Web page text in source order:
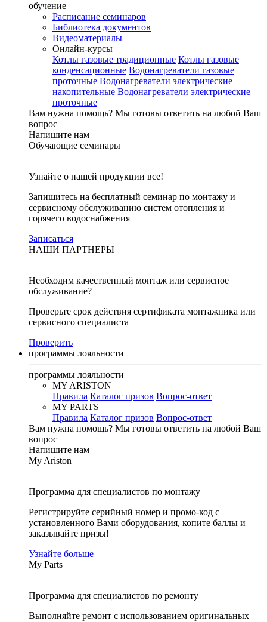
обучение
Расписание семинаров
Библиотека документов
Видеоматериалы
Онлайн-курсы
Котлы газовые традиционные Котлы газовые
конденсационные Водонагреватели газовые
проточные Водонагреватели электрические
накопительные Водонагреватели электрические
проточные
Вам нужна помощь? Мы готовы ответить на любой Ваш
вопрос
Напишите нам
Обучающие семинары
Узнайте о нашей продукции все!
Запишитесь на бесплатный семинар по монтажу и
сервисному обслуживанию систем отопления и
горячего водоснабжения
Записаться
НАШИ ПАРТНЕРЫ
Необходим качественный монтаж или сервисное
обслуживание?
Проверьте срок действия сертификата монтажника или
сервисного специалиста
Проверить
программы лояльности
программы лояльности
MY ARISTON
Правила Каталог призов Вопрос-ответ
MY PARTS
Правила Каталог призов Вопрос-ответ
Вам нужна помощь? Мы готовы ответить на любой Ваш
вопрос
Напишите нам
My Ariston
Программа для специалистов по монтажу
Регистрируйте серийный номер и промо-код с
установленного Вами оборудования, копите баллы и
заказывайте призы!
Узнайте больше
My Parts
Программа для специалистов по ремонту
Выполняйте ремонт с использованием оригинальных